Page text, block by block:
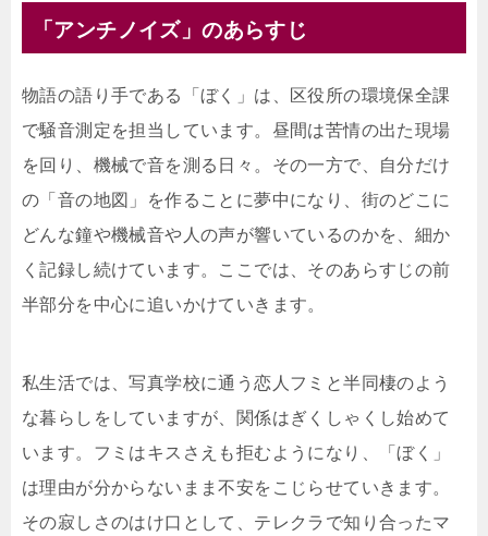
「アンチノイズ」のあらすじ
物語の語り手である「ぼく」は、区役所の環境保全課
で騒音測定を担当しています。昼間は苦情の出た現場
を回り、機械で音を測る日々。その一方で、自分だけ
の「音の地図」を作ることに夢中になり、街のどこに
どんな鐘や機械音や人の声が響いているのかを、細か
く記録し続けています。ここでは、そのあらすじの前
半部分を中心に追いかけていきます。
私生活では、写真学校に通う恋人フミと半同棲のよう
な暮らしをしていますが、関係はぎくしゃくし始めて
います。フミはキスさえも拒むようになり、「ぼく」
は理由が分からないまま不安をこじらせていきます。
その寂しさのはけ口として、テレクラで知り合ったマ